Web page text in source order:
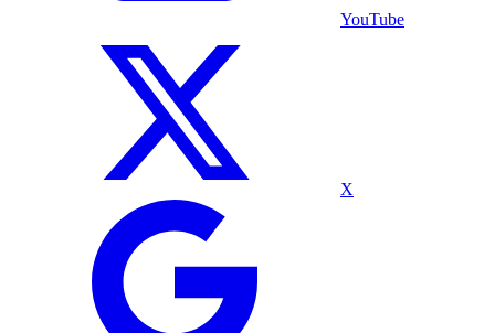
YouTube
X